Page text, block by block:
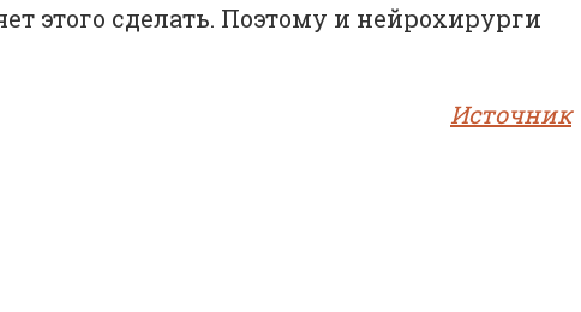
этого сделать. Поэтому и нейрохирурги
Источник